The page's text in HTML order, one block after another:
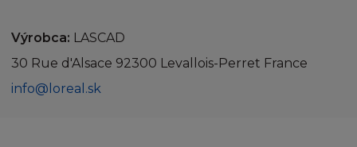
Výrobca: LASCAD
30 Rue d'Alsace 92300 Levallois-Perret France
info@loreal.sk